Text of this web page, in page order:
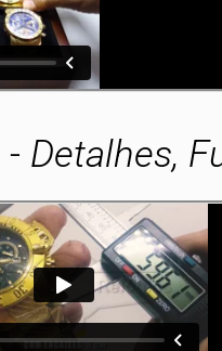
- Detalhes,